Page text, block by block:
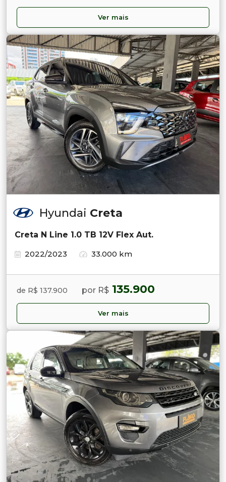
Ver mais
Hyundai Creta
Creta N Line 1.0 TB 12V Flex Aut.
2022/2023
33.000 km
de R$ 137.900 por R$ 135.900
Ver mais